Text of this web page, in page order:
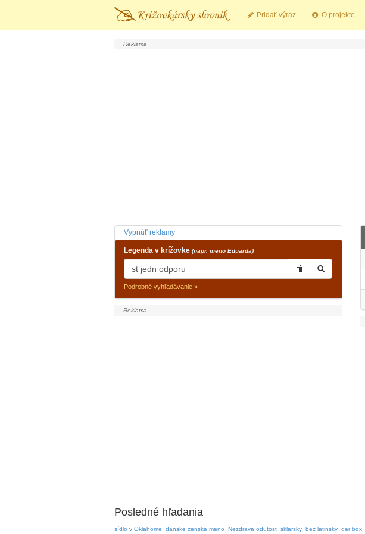
Pridať výraz O projekte
Vypnúť reklamy
Legenda v krížovke (napr. meno Eduarda)
Podrobné vyhľadávanie »
Posledné hľadania
sídlo v Oklahome danske zenske meno Nezdrava odutost sklarsky bez latinsky der box